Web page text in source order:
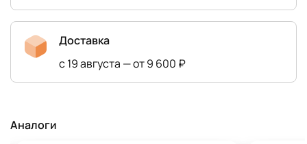
Доставка
с 19 августа — от 9 600 ₽
Аналоги